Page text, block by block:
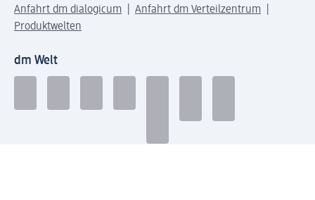
Anfahrt dm dialogicum
Anfahrt dm Verteilzentrum
Produktwelten
dm Welt